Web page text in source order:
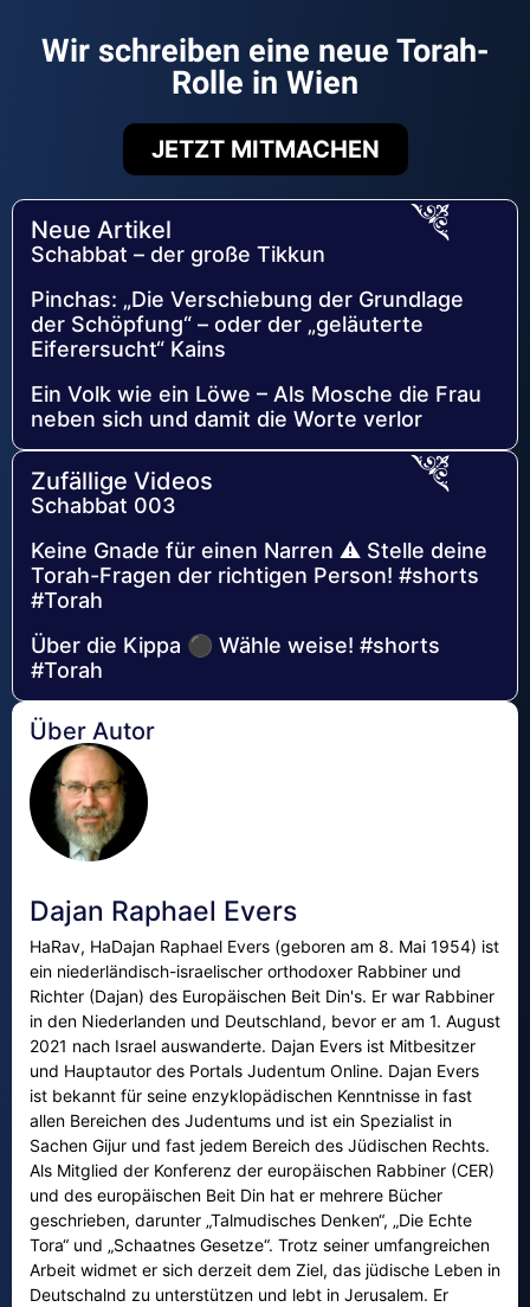
Wir schreiben eine neue Torah-
Rolle in Wien
JETZT MITMACHEN
Neue Artikel
Schabbat – der große Tikkun
Pinchas: „Die Verschiebung der Grundlage
der Schöpfung“ – oder der „geläuterte
Eiferersucht“ Kains
Ein Volk wie ein Löwe – Als Mosche die Frau
neben sich und damit die Worte verlor
Zufällige Videos
Schabbat 003
Keine Gnade für einen Narren ⚠️ Stelle deine
Torah-Fragen der richtigen Person! #shorts
#Torah
Über die Kippa ⚫ Wähle weise! #shorts
#Torah
Über Autor
Dajan Raphael Evers
HaRav, HaDajan Raphael Evers (geboren am 8. Mai 1954) ist
ein niederländisch-israelischer orthodoxer Rabbiner und
Richter (Dajan) des Europäischen Beit Din's. Er war Rabbiner
in den Niederlanden und Deutschland, bevor er am 1. August
2021 nach Israel auswanderte. Dajan Evers ist Mitbesitzer
und Hauptautor des Portals Judentum Online. Dajan Evers
ist bekannt für seine enzyklopädischen Kenntnisse in fast
allen Bereichen des Judentums und ist ein Spezialist in
Sachen Gijur und fast jedem Bereich des Jüdischen Rechts.
Als Mitglied der Konferenz der europäischen Rabbiner (CER)
und des europäischen Beit Din hat er mehrere Bücher
geschrieben, darunter „Talmudisches Denken“, „Die Echte
Tora“ und „Schaatnes Gesetze“. Trotz seiner umfangreichen
Arbeit widmet er sich derzeit dem Ziel, das jüdische Leben in
Deutschalnd zu unterstützen und lebt in Jerusalem. Er